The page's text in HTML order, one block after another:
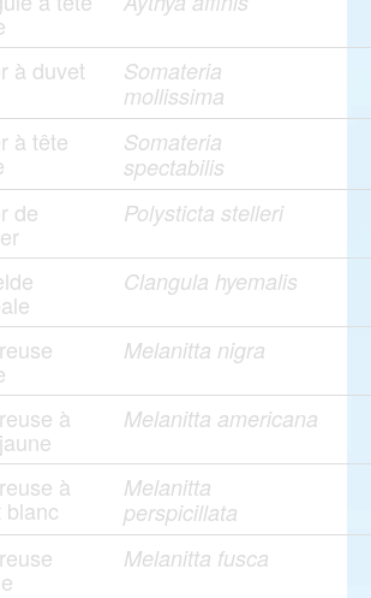
à duvet
Somateria
mollissima
à tête
Somateria
spectabilis
de Polysticta stelleri
Clangula hyemalis
Melanitta nigra
à Melanitta americana
à
blanc
Melanitta
perspicillata
Melanitta fusca